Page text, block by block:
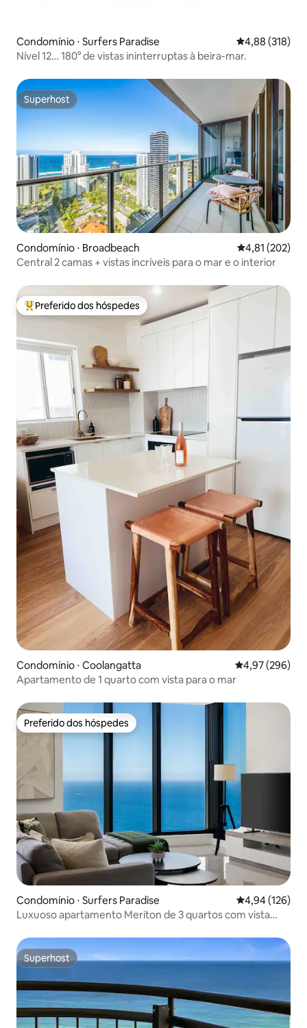
Condomínio ⋅ Surfers Paradise 4,88 de uma
4,88 (318)
Nível 12… 180° de vistas ininterruptas à beira-mar.
Superhost
Superhost
Condomínio ⋅ Broadbeach 4,81 de uma
4,81 (202)
Central 2 camas + vistas incríveis para o mar e o interior
Entre os melhores preferidos dos hóspedes
Preferido dos hóspedes
Condomínio ⋅ Coolangatta 4,97 de uma
4,97 (296)
Apartamento de 1 quarto com vista para o mar
Preferido dos hóspedes
Preferido dos hóspedes
Condomínio ⋅ Surfers Paradise 4,94 de uma
4,94 (126)
Luxuoso apartamento Meriton de 3 quartos com vista
Superhost
Superhost